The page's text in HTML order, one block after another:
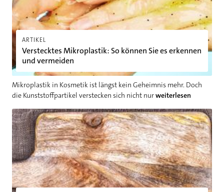
ARTIKEL
Verstecktes Mikroplastik: So können Sie es erkennen
und vermeiden
Mikroplastik in Kosmetik ist längst kein Geheimnis mehr. Doch
die Kunststoffpartikel verstecken sich nicht nurweiterlesen
Schneidebrett aus Holz oder Kunststoff – welches ist